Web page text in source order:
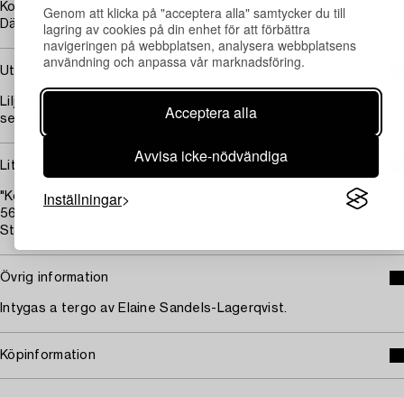
Genom att klicka på "acceptera alla" samtycker du till
lagring av cookies på din enhet för att förbättra
navigeringen på webbplatsen, analysera webbplatsens
användning och anpassa vår marknadsföring.
Acceptera alla
Avvisa icke-nödvändiga
Inställningar
Konstnärens hustru Elaine Sandels-Lagerkvist, Stockholm.
Därefter i Charles Nilssons samling, Stockholm, kat nr 116.
Utställningar
Liljevalchs Konsthall, Stockholm, "Svensk konstkavalkad", 21
september - 21 oktober 1956, kat nr 128.
Litteratur
"Konst i svenska hem", vol. II, band 11, upptagen och avbildad sid
561 under samling 951: "Direktör Charles Nilsson, Ulrikagatan 2,
Stockholm".
Övrig information
Intygas a tergo av Elaine Sandels-Lagerqvist.
Köpinformation